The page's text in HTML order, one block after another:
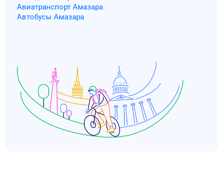
Авиатранспорт Амазара
Автобусы Амазара